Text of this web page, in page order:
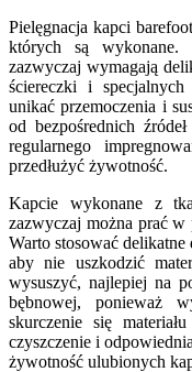
Pielęgnacja kapci
których są wykonane.
zazwyczaj wymagają
ściereczki i
unikać przemoczenia i
od bezpośrednich
regularnego
przedłużyć żywotność.
Kapcie wykonane z
zazwyczaj można prać w
Warto stosować
aby nie uszkodzić
wysuszyć, najlepiej na
bębnowej, ponieważ
skurczenie się
czyszczenie i
żywotność ulubionych